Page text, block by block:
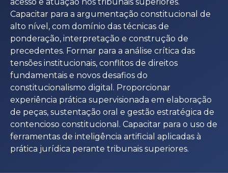
Capacitar para a argumentação constitucional de
alto nível, com domínio das técnicas de
ponderação, interpretação e construção de
precedentes. Formar para a análise crítica das
tensões institucionais, conflitos de direitos
fundamentais e novos desafios do
constitucionalismo digital. Proporcionar
experiência prática supervisionada em elaboração
de peças, sustentação oral e gestão estratégica de
contencioso constitucional. Capacitar para o uso de
ferramentas de inteligência artificial aplicadas à
prática jurídica perante tribunais superiores.